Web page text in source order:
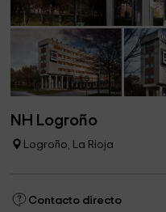
NH Logroño
Logroño, La Rioja
Contacto directo